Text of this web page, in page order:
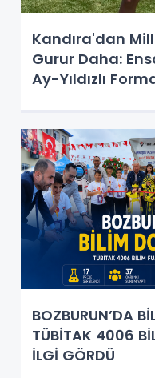
Kandıra'dan
Gurur Daha:
Ay-Yıldızlı
BOZBURUN’DA
TÜBİTAK 4006
İLGİ GÖRDÜ